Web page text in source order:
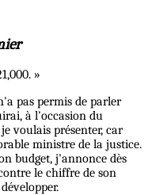
»
pas permis de parler
à l'occasion du
voulais présenter, car
ministre de la justice.
budget, j'annonce dès
le chiffre de son